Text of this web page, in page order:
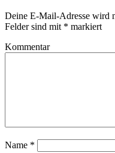
Deine E-Mail-Adresse wird
Felder sind mit * markiert
Kommentar
Name *